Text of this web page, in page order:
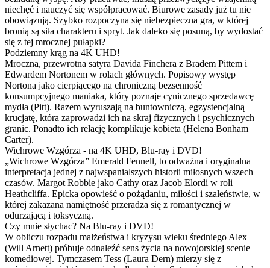
niechęć i nauczyć się współpracować. Biurowe zasady już tu nie
obowiązują. Szybko rozpoczyna się niebezpieczna gra, w której
bronią są siła charakteru i spryt. Jak daleko się posuną, by wydostać
się z tej mrocznej pułapki?
Podziemny krąg na 4K UHD!
Mroczna, przewrotna satyra Davida Finchera z Bradem Pittem i
Edwardem Nortonem w rolach głównych. Popisowy występ
Nortona jako cierpiącego na chroniczną bezsenność
konsumpcyjnego maniaka, który poznaje cynicznego sprzedawcę
mydła (Pitt). Razem wyruszają na buntowniczą, egzystencjalną
krucjatę, która zaprowadzi ich na skraj fizycznych i psychicznych
granic. Ponadto ich relację komplikuje kobieta (Helena Bonham
Carter).
Wichrowe Wzgórza - na 4K UHD, Blu-ray i DVD!
„Wichrowe Wzgórza” Emerald Fennell, to odważna i oryginalna
interpretacja jednej z najwspanialszych historii miłosnych wszech
czasów. Margot Robbie jako Cathy oraz Jacob Elordi w roli
Heathcliffa. Epicka opowieść o pożądaniu, miłości i szaleństwie, w
której zakazana namiętność przeradza się z romantycznej w
odurzającą i toksyczną.
Czy mnie słychac? Na Blu-ray i DVD!
W obliczu rozpadu małżeństwa i kryzysu wieku średniego Alex
(Will Arnett) próbuje odnaleźć sens życia na nowojorskiej scenie
komediowej. Tymczasem Tess (Laura Dern) mierzy się z